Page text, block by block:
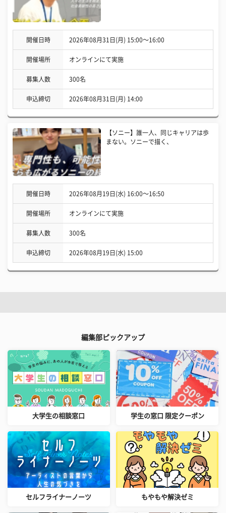
開催日時 2026年08月31日(月) 15:00〜16:00
開催場所 オンラインにて実施
募集人数 300名
申込締切 2026年08月31日(月) 14:00
【ソニー】誰一人、同じキャリアは歩
まない。ソニーで描く、
開催日時 2026年08月19日(水) 16:00〜16:50
開催場所 オンラインにて実施
募集人数 300名
申込締切 2026年08月19日(水) 15:00
編集部ピックアップ
大学生の相談窓口 学生の窓口 限定クーポン
セルフライナーノーツ もやもや解決ゼミ